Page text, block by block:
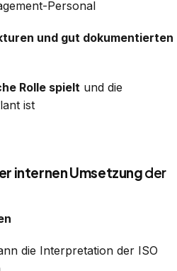
Personal
und gut dokumentierten
Rolle spielt und die
ist
internen Umsetzungder
die Interpretation der ISO